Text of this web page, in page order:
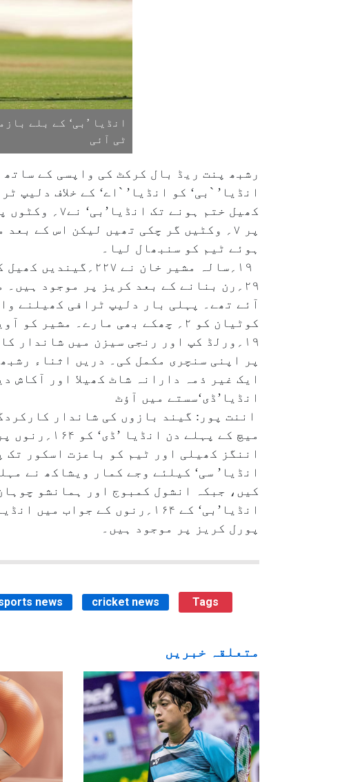
ٹی آئی
انڈیا’ `بی‘ کو انڈیا’ `اے‘ کے خلاف
ہوئے ٹیم کو سنبھال لیا۔
آئے تھے۔ پہلی بار دلیپ ٹرافی کھیلنے
۱۹؍ورلڈ کپ اور رنجی سیزن میں
ایک غیر ذمہ دارانہ شاٹ کھیلا اور آکاش
انڈیا’ڈی‘سستے میں آؤٹ
اننت پور: گیند بازوں کی شاندار
اننگز کھیلی اور ٹیم کو باعزت اسکور تک
پورل کریز پر موجود ہیں۔
news cricket news Tags
متعلقہ خبریں